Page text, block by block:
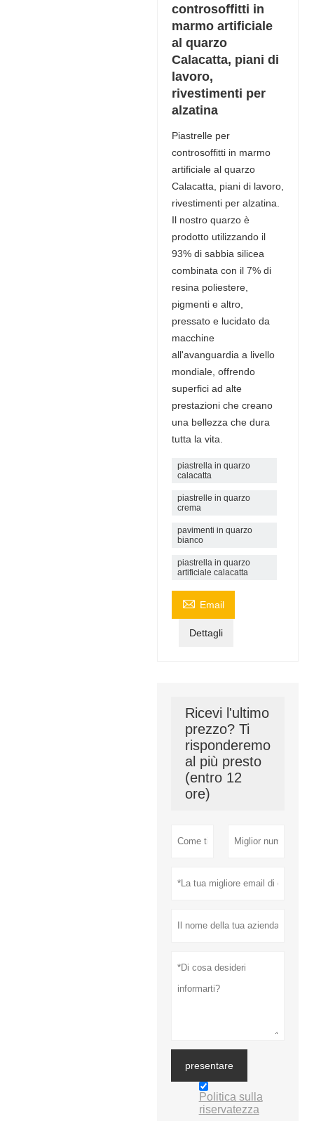
controsoffitti in
marmo artificiale
al quarzo
Calacatta, piani di
lavoro,
rivestimenti per
alzatina
Piastrelle per
controsoffitti in marmo
artificiale al quarzo
Calacatta, piani di lavoro,
rivestimenti per alzatina.
Il nostro quarzo è
prodotto utilizzando il
93% di sabbia silicea
combinata con il 7% di
resina poliestere,
pigmenti e altro,
pressato e lucidato da
macchine
all'avanguardia a livello
mondiale, offrendo
superfici ad alte
prestazioni che creano
una bellezza che dura
tutta la vita.
piastrella in quarzo
calacatta
piastrelle in quarzo
crema
pavimenti in quarzo
bianco
piastrella in quarzo
artificiale calacatta
 Email
Dettagli
Ricevi l'ultimo
prezzo? Ti
risponderemo
al più presto
(entro 12
ore)
presentare
Politica sulla
riservatezza